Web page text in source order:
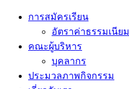
Skip
การสมัครเรียน
อัตราค่าธรรมเนียม
คณะผู้บริหาร
บุคลากร
ประมวลภาพกิจกรรม